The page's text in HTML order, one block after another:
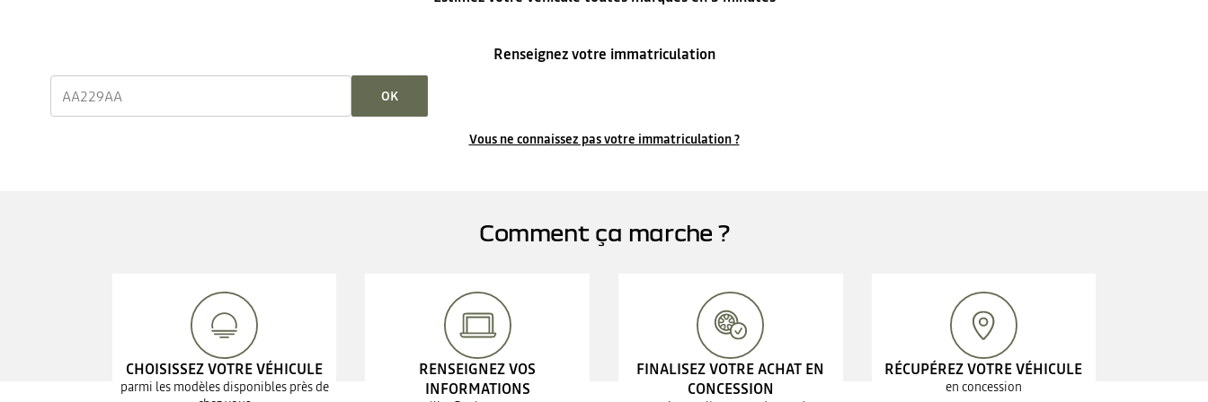
Renseignez votre immatriculation
OK
Vous ne connaissez pas votre immatriculation ?
Comment ça marche ?
CHOISISSEZ VOTRE VÉHICULE
parmi les modèles disponibles près de
RENSEIGNEZ VOS
INFORMATIONS
FINALISEZ VOTRE ACHAT EN
CONCESSION
RÉCUPÉREZ VOTRE VÉHICULE
en concession